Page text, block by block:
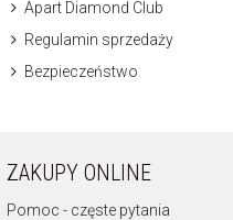
Apart Diamond Club
Regulamin sprzedaży
Bezpieczeństwo
ZAKUPY ONLINE
Pomoc - częste pytania